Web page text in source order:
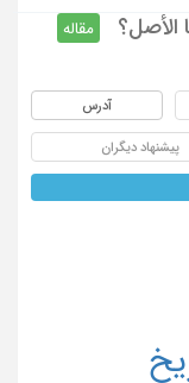
الأصل؟
مقاله
آدرس
پیشنهاد دیگران